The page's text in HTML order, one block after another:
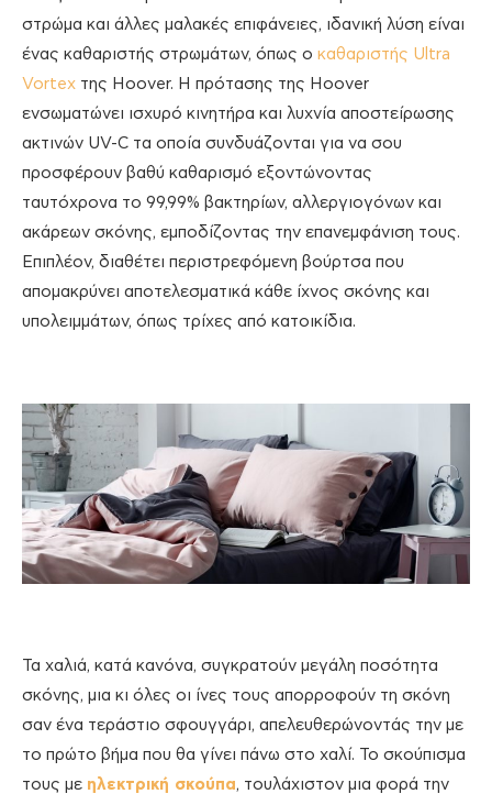
στρώμα και άλλες μαλακές επιφάνειες, ιδανική λύση είναι
ένας καθαριστής στρωμάτων, όπως ο καθαριστής Ultra
Vortex της Hoover. Η πρότασης της Hoover
ενσωματώνει ισχυρό κινητήρα και λυχνία αποστείρωσης
ακτινών UV-C τα οποία συνδυάζονται για να σου
προσφέρουν βαθύ καθαρισμό εξοντώνοντας
ταυτόχρονα το 99,99% βακτηρίων, αλλεργιογόνων και
ακάρεων σκόνης, εμποδίζοντας την επανεμφάνιση τους.
Επιπλέον, διαθέτει περιστρεφόμενη βούρτσα που
απομακρύνει αποτελεσματικά κάθε ίχνος σκόνης και
υπολειμμάτων, όπως τρίχες από κατοικίδια.
Τα χαλιά, κατά κανόνα, συγκρατούν μεγάλη ποσότητα
σκόνης, μια κι όλες οι ίνες τους απορροφούν τη σκόνη
σαν ένα τεράστιο σφουγγάρι, απελευθερώνοντάς την με
το πρώτο βήμα που θα γίνει πάνω στο χαλί. Το σκούπισμα
τους με ηλεκτρική σκούπα, τουλάχιστον μια φορά την